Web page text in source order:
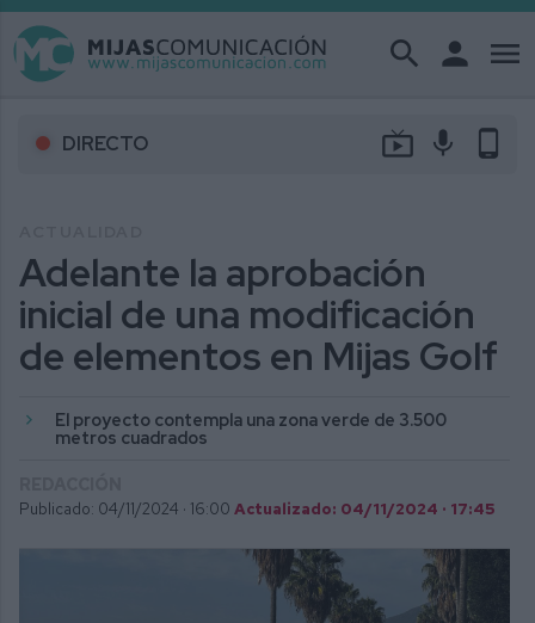
search person menu
DIRECTO live_tv mic phone_android
Adelante la aprobación
inicial de una modificación
de elementos en Mijas Golf
El proyecto contempla una zona verde de 3.500
metros cuadrados
Publicado: 04/11/2024 · 16:00 Actualizado: 04/11/2024 · 17:45